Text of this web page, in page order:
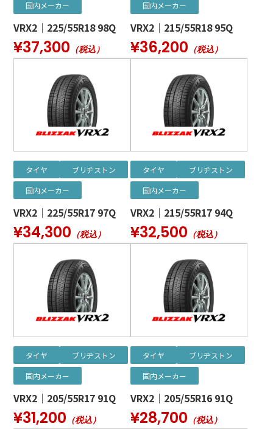
国内メーカー
VRX2｜225/55R18 98Q
¥37,300 （税込）
国内メーカー
VRX2｜215/55R18 95Q
¥36,200 （税込）
タイヤ
ブリヂストン
国内メーカー
VRX2｜225/55R17 97Q
¥34,300 （税込）
タイヤ
ブリヂストン
国内メーカー
VRX2｜215/55R17 94Q
¥32,500 （税込）
タイヤ
ブリヂストン
国内メーカー
VRX2｜205/55R17 91Q
¥31,200 （税込）
タイヤ
ブリヂストン
国内メーカー
VRX2｜205/55R16 91Q
¥28,700 （税込）